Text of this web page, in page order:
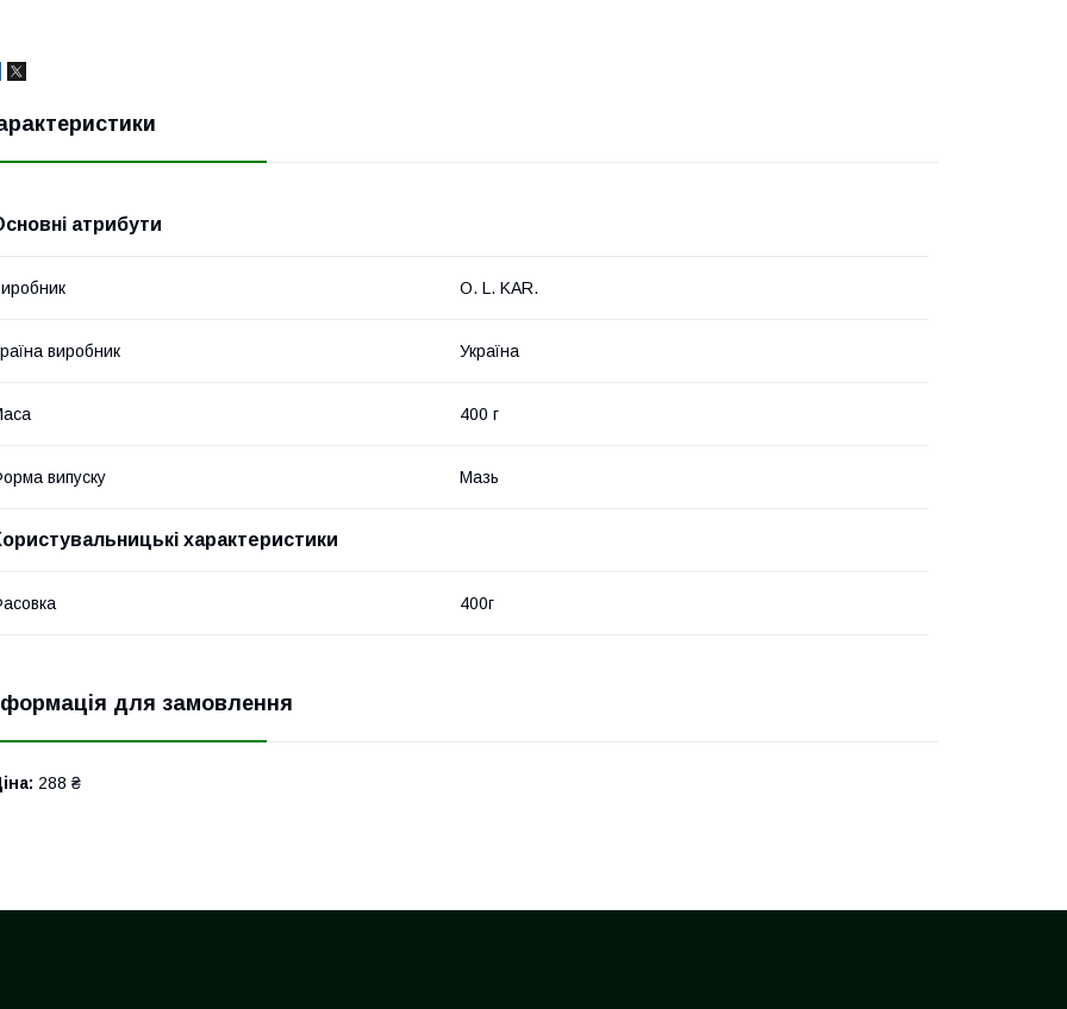
атрибути
O. L. KAR.
виробник Україна
400 г
випуску Мазь
характеристики
400г
для замовлення
288 ₴